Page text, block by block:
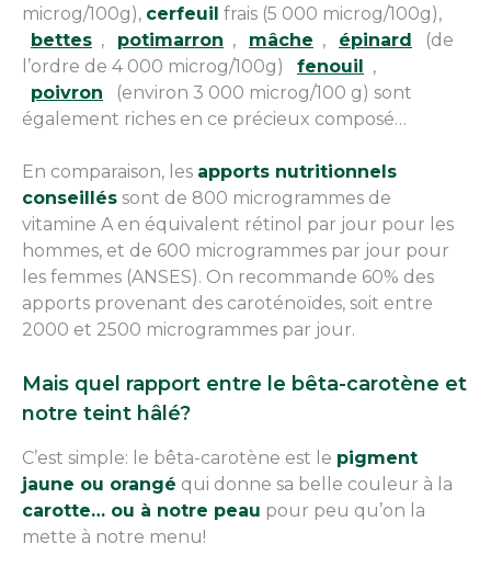
microg/100g), cerfeuil frais (5 000 microg/100g),
bettes , potimarron , mâche , épinard
(de
l’ordre de 4 000 microg/100g)
fenouil
,
poivron
(environ 3 000 microg/100 g) sont
également riches en ce précieux composé…
En comparaison, les apports nutritionnels
conseillés sont de 800 microgrammes de
vitamine A en équivalent rétinol par jour pour les
hommes, et de 600 microgrammes par jour pour
les femmes (ANSES). On recommande 60% des
apports provenant des caroténoïdes, soit entre
2000 et 2500 microgrammes par jour.
Mais quel rapport entre le bêta-carotène et
notre teint hâlé?
C’est simple: le bêta-carotène est le pigment
jaune ou orangé qui donne sa belle couleur à la
carotte… ou à notre peau pour peu qu’on la
mette à notre menu!